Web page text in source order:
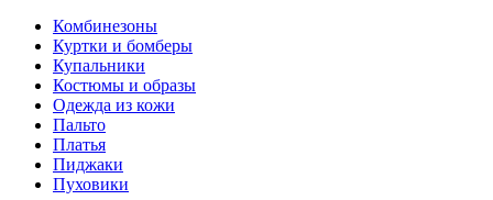
Комбинезоны
Куртки и бомберы
Купальники
Костюмы и образы
Одежда из кожи
Пальто
Платья
Пиджаки
Пуховики